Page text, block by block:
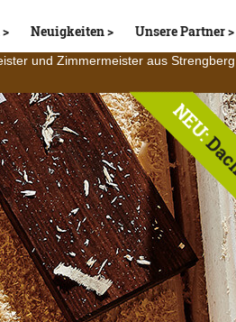
Neuigkeiten Unsere Partner
und Zimmermeister aus
NEU: